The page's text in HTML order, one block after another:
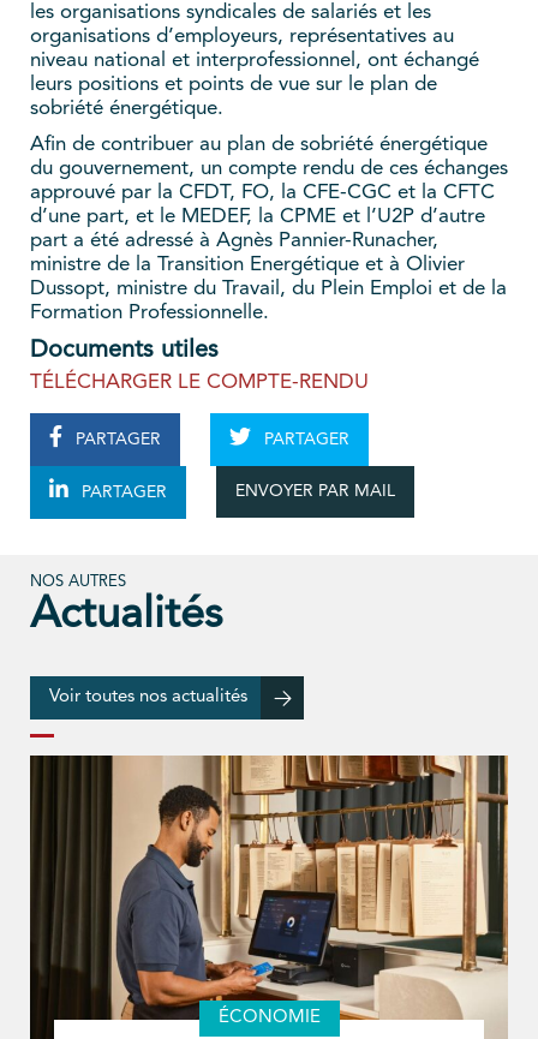
les organisations syndicales de salariés et les
organisations d’employeurs, représentatives au
niveau national et interprofessionnel, ont échangé
leurs positions et points de vue sur le plan de
sobriété énergétique.
Afin de contribuer au plan de sobriété énergétique
du gouvernement, un compte rendu de ces échanges
approuvé par la CFDT, FO, la CFE-CGC et la CFTC
d’une part, et le MEDEF, la CPME et l’U2P d’autre
part a été adressé à Agnès Pannier-Runacher,
ministre de la Transition Energétique et à Olivier
Dussopt, ministre du Travail, du Plein Emploi et de la
Formation Professionnelle.
Documents utiles
TÉLÉCHARGER LE COMPTE-RENDU
PARTAGER PARTAGER
PARTAGER ENVOYER PAR MAIL
NOS AUTRES
Actualités
Voir toutes nos actualités
ÉCONOMIE